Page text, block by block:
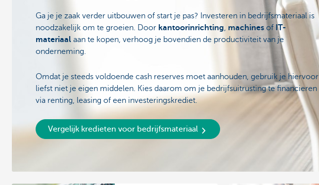
Ga je je zaak verder uitbouwen of start je pas? Investeren in bedrijfsmateriaal is
noodzakelijk om te groeien. Door kantoorinrichting, machines of IT-
materiaal aan te kopen, verhoog je bovendien de productiviteit van je
onderneming.
Omdat je steeds voldoende cash reserves moet aanhouden, gebruik je hiervoor
liefst niet je eigen middelen. Kies daarom om je bedrijfsuitrusting te financieren
via renting, leasing of een investeringskrediet.
Vergelijk kredieten voor bedrijfsmateriaal